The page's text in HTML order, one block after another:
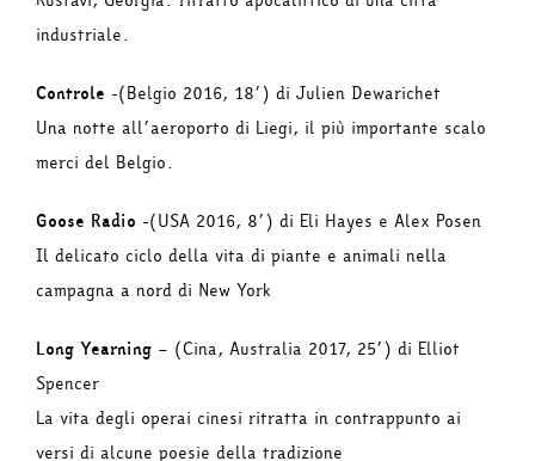
industriale.
Controle -(Belgio 2016, 18’) di Julien Dewarichet
Una notte all’aeroporto di Liegi, il più importante scalo
merci del Belgio.
Goose Radio -(USA 2016, 8’) di Eli Hayes e Alex Posen
Il delicato ciclo della vita di piante e animali nella
campagna a nord di New York
Long Yearning – (Cina, Australia 2017, 25’) di Elliot
Spencer
La vita degli operai cinesi ritratta in contrappunto ai
versi di alcune poesie della tradizione